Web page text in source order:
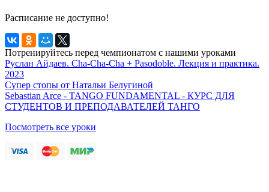
Расписание не доступно!
Потренируйтесь перед чемпионатом с нашими уроками
Руслан Айдаев. Cha-Cha-Cha + Pasodoble. Лекция и практика.
2023
Супер стопы от Натальи Белугиной
Sebastian Arce - TANGO FUNDAMENTAL - КУРС ДЛЯ
СТУДЕНТОВ И ПРЕПОДАВАТЕЛЕЙ ТАНГО
Посмотреть все уроки